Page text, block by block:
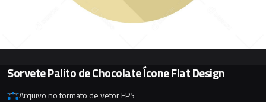
Sorvete Palito de Chocolate Ícone Flat Design
Arquivo no formato de vetor EPS